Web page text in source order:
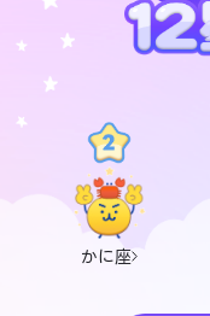
かに座